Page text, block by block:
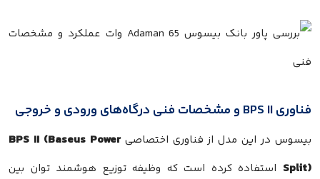
فناوری BPS II و مشخصات فنی درگاه‌های ورودی و خروجی
بیسوس در این مدل از فناوری اختصاصیBPS II (Baseus Power
Split) استفاده کرده است که وظیفه توزیع هوشمند توان بین